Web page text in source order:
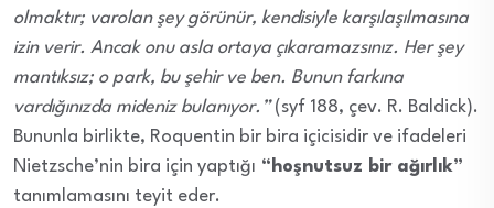
olmaktır; varolan şey görünür, kendisiyle karşılaşılmasına
izin verir. Ancak onu asla ortaya çıkaramazsınız. Her şey
mantıksız; o park, bu şehir ve ben. Bunun farkına
vardığınızda mideniz bulanıyor.”(syf 188, çev. R. Baldick).
Bununla birlikte, Roquentin bir bira içicisidir ve ifadeleri
Nietzsche’nin bira için yaptığı “hoşnutsuz bir ağırlık”
tanımlamasını teyit eder.